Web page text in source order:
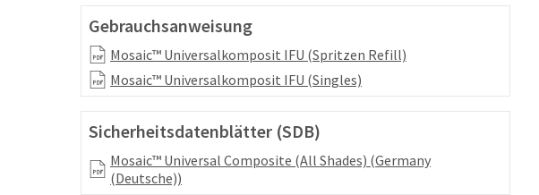
Gebrauchsanweisung
Mosaic™ Universalkomposit IFU (Spritzen Refill)
Mosaic™ Universalkomposit IFU (Singles)
Sicherheitsdatenblätter (SDB)
Mosaic™ Universal Composite (All Shades) (Germany
(Deutsche))